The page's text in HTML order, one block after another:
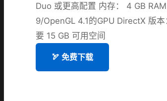
Duo 或更高配置 内存： 4 GB
9/OpenGL 4.1的GPU DirectX 版
要 15 GB 可用空间
🏹 免费下载